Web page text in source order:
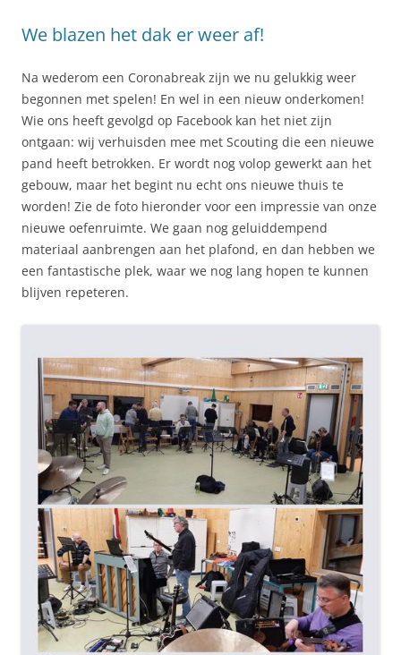
We blazen het dak er weer af!
Na wederom een Coronabreak zijn we nu gelukkig weer
begonnen met spelen! En wel in een nieuw onderkomen!
Wie ons heeft gevolgd op Facebook kan het niet zijn
ontgaan: wij verhuisden mee met Scouting die een nieuwe
pand heeft betrokken. Er wordt nog volop gewerkt aan het
gebouw, maar het begint nu echt ons nieuwe thuis te
worden! Zie de foto hieronder voor een impressie van onze
nieuwe oefenruimte. We gaan nog geluiddempend
materiaal aanbrengen aan het plafond, en dan hebben we
een fantastische plek, waar we nog lang hopen te kunnen
blijven repeteren.